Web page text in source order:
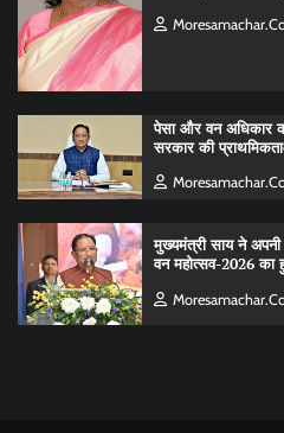
पेसा और वन अधिकार
सरकार की
मुख्यमंत्री साय ने अपनी
वन महोत्सव-2026 का